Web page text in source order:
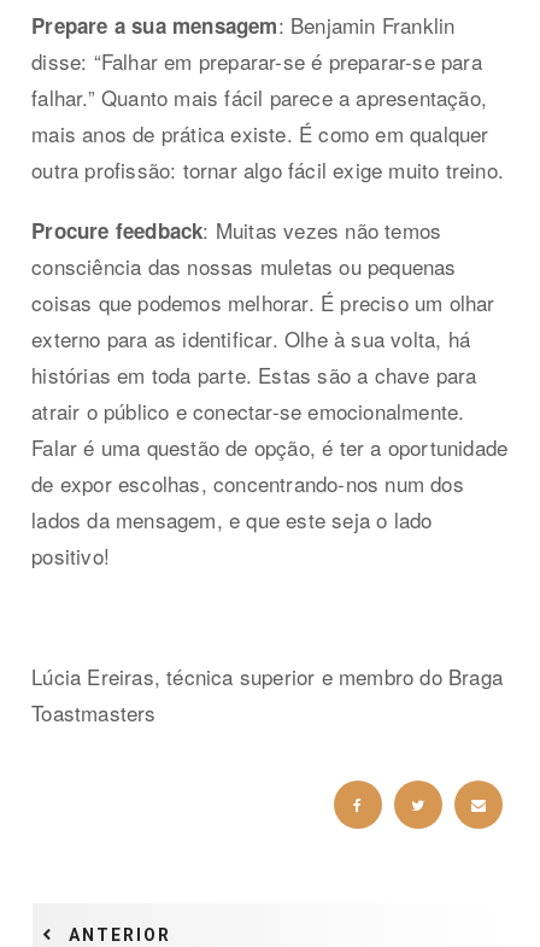
Prepare a sua mensagem: Benjamin Franklin
disse: “Falhar em preparar-se é preparar-se para
falhar.” Quanto mais fácil parece a apresentação,
mais anos de prática existe. É como em qualquer
outra profissão: tornar algo fácil exige muito treino.
Procure feedback: Muitas vezes não temos
consciência das nossas muletas ou pequenas
coisas que podemos melhorar. É preciso um olhar
externo para as identificar. Olhe à sua volta, há
histórias em toda parte. Estas são a chave para
atrair o público e conectar-se emocionalmente.
Falar é uma questão de opção, é ter a oportunidade
de expor escolhas, concentrando-nos num dos
lados da mensagem, e que este seja o lado
positivo!
Lúcia Ereiras, técnica superior e membro do Braga
Toastmasters
ANTERIOR